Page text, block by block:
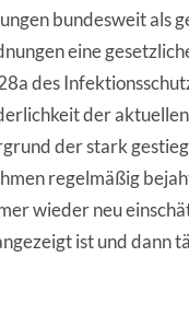
bundesweit als
eine
des
der
der stark
regelmäßig
wieder neu
ist und dann